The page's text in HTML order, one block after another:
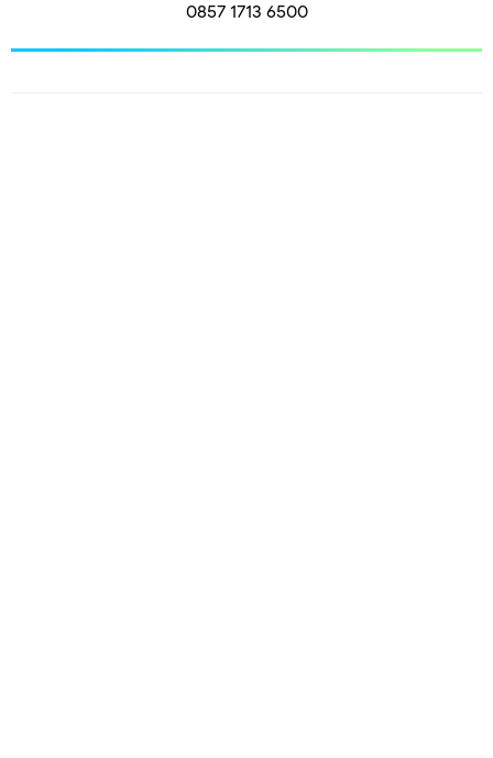
0857 1713 6500